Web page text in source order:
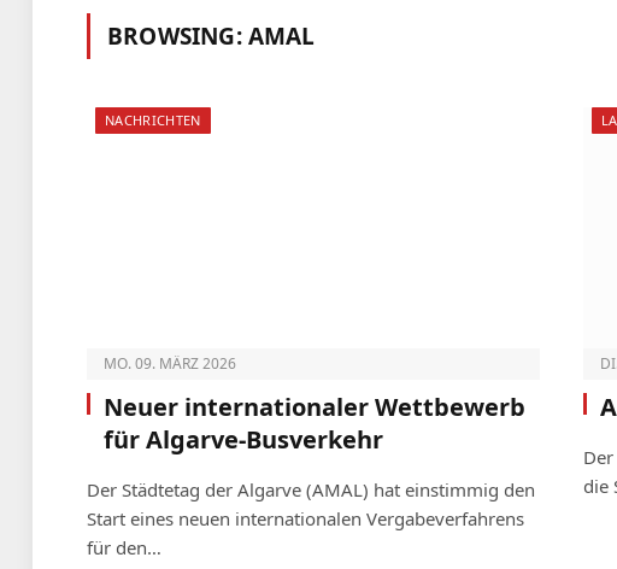
BROWSING:AMAL
NACHRICHTEN
MO. 09. MÄRZ 2026
Neuer internationaler Wettbewerb
für Algarve-Busverkehr
Der Städtetag der Algarve (AMAL) hat einstimmig den
Start eines neuen internationalen Vergabeverfahrens
für den…
die